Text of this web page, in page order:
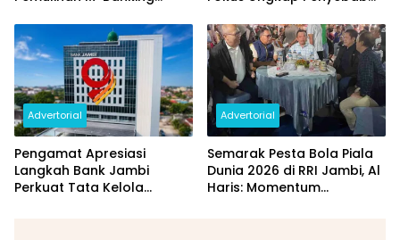
Rp144 Miliar
Advertorial
Pengamat Apresiasi
Langkah Bank Jambi
Perkuat Tata Kelola
Advertorial
Semarak Pesta Bola Piala
Dunia 2026 di RRI Jambi, Al
Haris: Momentum